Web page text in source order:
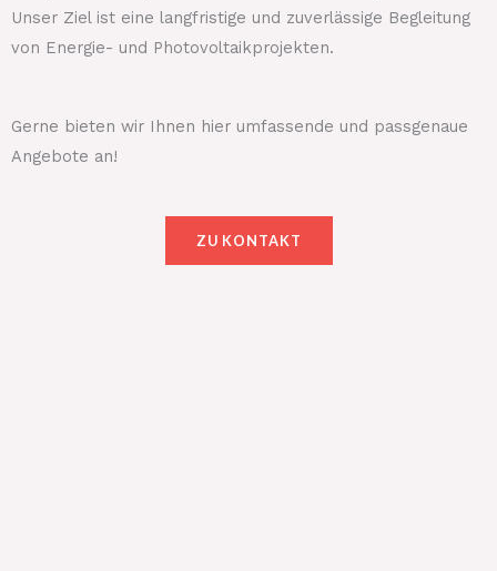
Unser Ziel ist eine langfristige und zuverlässige Begleitung
von Energie- und Photovoltaikprojekten.
Gerne bieten wir Ihnen hier umfassende und passgenaue
Angebote an!
ZU KONTAKT